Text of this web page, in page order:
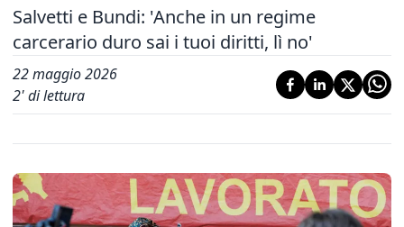
Salvetti e Bundi: 'Anche in un regime
carcerario duro sai i tuoi diritti, lì no'
22 maggio 2026
2' di lettura